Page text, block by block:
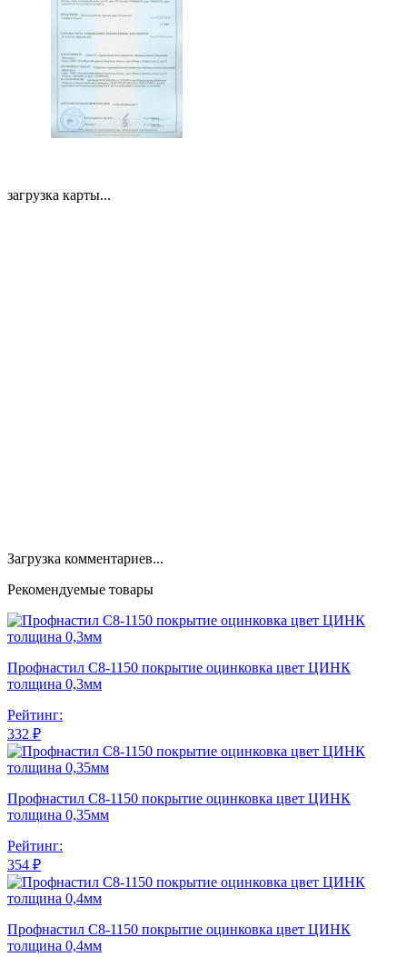
загрузка карты...
Загрузка комментариев...
Рекомендуемые товары
Профнастил С8-1150 покрытие оцинковка цвет ЦИНК
толщина 0,3мм
Рейтинг:
332 ₽
Профнастил С8-1150 покрытие оцинковка цвет ЦИНК
толщина 0,35мм
Рейтинг:
354 ₽
Профнастил С8-1150 покрытие оцинковка цвет ЦИНК
толщина 0,4мм